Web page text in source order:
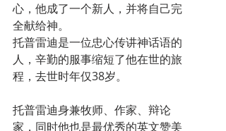
心，他成了一个新人，并将自己完
全献给神。
托普雷迪是一位忠心传讲神话语的
人，辛勤的服事缩短了他在世的旅
程，去世时年仅38岁。
托普雷迪身兼牧师、作家、辩论
家，同时他也是最优秀的英文赞美